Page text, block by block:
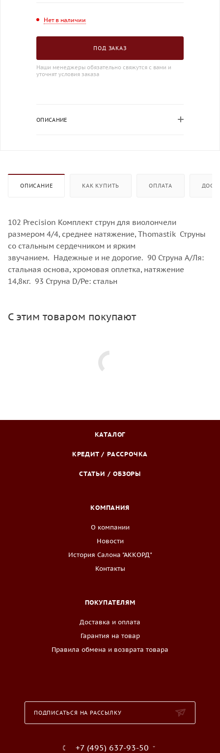
Нет в наличии
ПОД ЗАКАЗ
Наши менеджеры обязательно свяжутся с вами и
уточнят условия заказа
ОПИСАНИЕ
ОПИСАНИЕ КАК КУПИТЬ ОПЛАТА
102 Precision Комплект струн для виолончели
размером 4/4, среднее натяжение, Thomastik Струны
со стальным сердечником и ярким
звучанием. Надежные и не дорогие. 90 Струна А/Ля:
стальная основа, хромовая оплетка, натяжение
14,8кг. 93 Струна D/Ре: стальн
С этим товаром покупают
КАТАЛОГ
КРЕДИТ / РАССРОЧКА
СТАТЬИ / ОБЗОРЫ
КОМПАНИЯ
О компании
Новости
История Салона "АККОРД"
Контакты
ПОКУПАТЕЛЯМ
Доставка и оплата
Гарантия на товар
Правила обмена и возврата товара
ПОДПИСАТЬСЯ НА РАССЫЛКУ
+7 (495) 637-93-50